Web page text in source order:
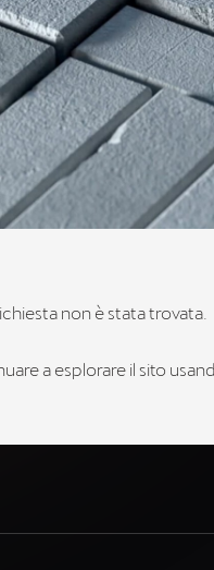
non è stata trovata.
a esplorare il sito